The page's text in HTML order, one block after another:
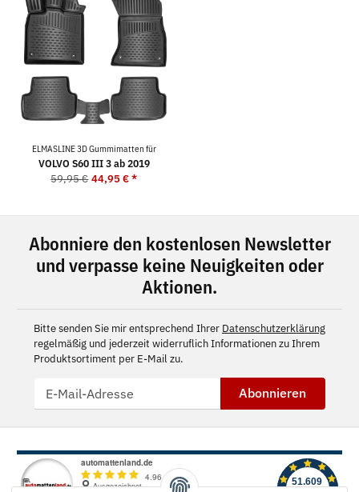
ELMASLINE 3D Gummimatten für
VOLVO S60 III 3 ab 2019
59,95 € 44,95 €*
Abonniere den kostenlosen Newsletter
und verpasse keine Neuigkeiten oder
Aktionen.
Bitte senden Sie mir entsprechend Ihrer Datenschutzerklärung
regelmäßig und jederzeit widerruflich Informationen zu Ihrem
Produktsortiment per E-Mail zu.
Abonnieren